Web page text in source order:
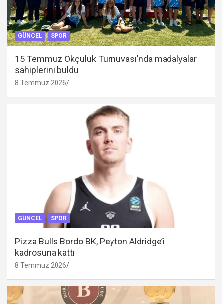
GÜNCEL SPOR
15 Temmuz Okçuluk Turnuvası’nda madalyalar
sahiplerini buldu
8 Temmuz 2026
GÜNCEL SPOR
Pizza Bulls Bordo BK, Peyton Aldridge’i
kadrosuna kattı
8 Temmuz 2026